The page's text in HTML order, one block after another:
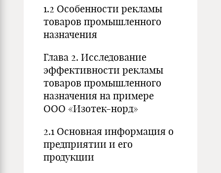
1.2 Особенности рекламы
товаров промышленного
назначения
Глава 2. Исследование
эффективности рекламы
товаров промышленного
назначения на примере
ООО «Изотек-норд»
2.1 Основная информация о
предприятии и его
продукции